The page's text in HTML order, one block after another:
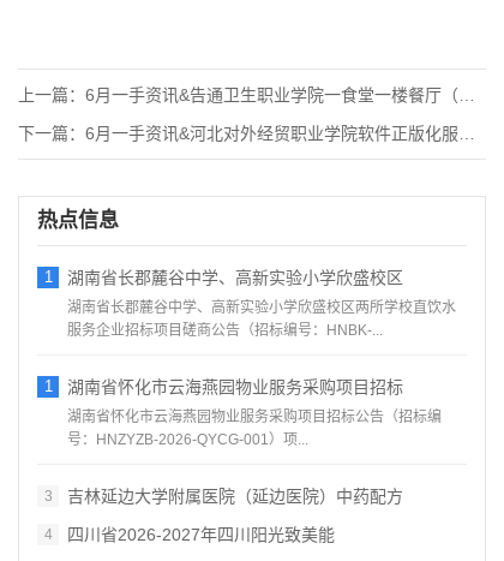
上一篇： 6月一手资讯&告通卫生职业学院一食堂一楼餐厅（含清真
下一篇： 6月一手资讯&河北对外经贸职业学院软件正版化服务项目
热点信息
1 湖南省长郡麓谷中学、高新实验小学欣盛校区
湖南省长郡麓谷中学、高新实验小学欣盛校区两所学校直饮水
服务企业招标项目磋商公告（招标编号：HNBK‑...
1 湖南省怀化市云海燕园物业服务采购项目招标
湖南省怀化市云海燕园物业服务采购项目招标公告（招标编
号：HNZYZB‑2026‑QYCG‑001）项...
3 吉林延边大学附属医院（延边医院）中药配方
4 四川省2026‑2027年四川阳光致美能